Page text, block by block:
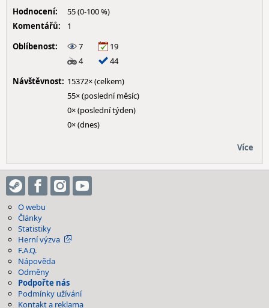
Hodnocení:
55 (0-100 %)
Komentářů:
1
Oblíbenost:
7
19
4
44
Návštěvnost: 15372× (celkem)
55× (poslední měsíc)
0× (poslední týden)
0× (dnes)
Více
O webu
Články
Statistiky
Herní výzva
F.A.Q.
Nápověda
Odměny
Podpořte nás
Podmínky užívání
Kontakt a reklama